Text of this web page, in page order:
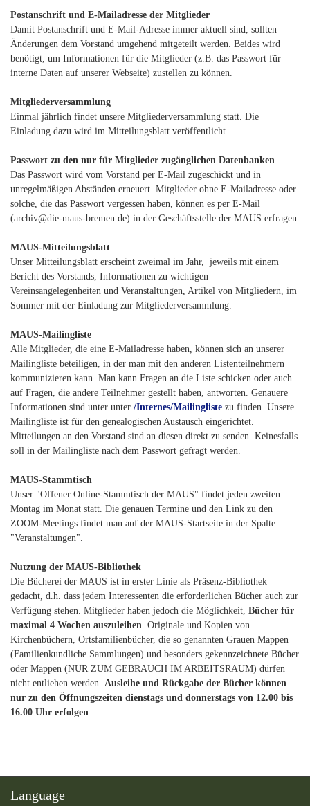
Postanschrift und E-Mailadresse der Mitglieder
Damit Postanschrift und E-Mail-Adresse immer aktuell sind, sollten
Änderungen dem Vorstand umgehend mitgeteilt werden. Beides wird
benötigt, um Informationen für die Mitglieder (z.B. das Passwort für
interne Daten auf unserer Webseite) zustellen zu können.
Mitgliederversammlung
Einmal jährlich findet unsere Mitgliederversammlung statt. Die
Einladung dazu wird im Mitteilungsblatt veröffentlicht.
Passwort zu den nur für Mitglieder zugänglichen Datenbanken
Das Passwort wird vom Vorstand per E-Mail zugeschickt und in
unregelmäßigen Abständen erneuert. Mitglieder ohne E-Mailadresse oder
solche, die das Passwort vergessen haben, können es per E-Mail
(archiv@die-maus-bremen.de) in der Geschäftsstelle der MAUS erfragen.
MAUS-Mitteilungsblatt
Unser Mitteilungsblatt erscheint zweimal im Jahr, jeweils mit einem
Bericht des Vorstands, Informationen zu wichtigen
Vereinsangelegenheiten und Veranstaltungen, Artikel von Mitgliedern, im
Sommer mit der Einladung zur Mitgliederversammlung.
MAUS-Mailingliste
Alle Mitglieder, die eine E-Mailadresse haben, können sich an unserer
Mailingliste beteiligen, in der man mit den anderen Listenteilnehmern
kommunizieren kann. Man kann Fragen an die Liste schicken oder auch
auf Fragen, die andere Teilnehmer gestellt haben, antworten. Genauere
Informationen sind unter unter /Internes/Mailingliste zu finden. Unsere
Mailingliste ist für den genealogischen Austausch eingerichtet.
Mitteilungen an den Vorstand sind an diesen direkt zu senden. Keinesfalls
soll in der Mailingliste nach dem Passwort gefragt werden.
MAUS-Stammtisch
Unser "Offener Online-Stammtisch der MAUS" findet jeden zweiten
Montag im Monat statt. Die genauen Termine und den Link zu den
ZOOM-Meetings findet man auf der MAUS-Startseite in der Spalte
"Veranstaltungen".
Nutzung der MAUS-Bibliothek
Die Bücherei der MAUS ist in erster Linie als Präsenz-Bibliothek
gedacht, d.h. dass jedem Interessenten die erforderlichen Bücher auch zur
Verfügung stehen. Mitglieder haben jedoch die Möglichkeit, Bücher für
maximal 4 Wochen auszuleihen. Originale und Kopien von
Kirchenbüchern, Ortsfamilienbücher, die so genannten Grauen Mappen
(Familienkundliche Sammlungen) und besonders gekennzeichnete Bücher
oder Mappen (NUR ZUM GEBRAUCH IM ARBEITSRAUM) dürfen
nicht entliehen werden. Ausleihe und Rückgabe der Bücher können
nur zu den Öffnungszeiten dienstags und donnerstags von 12.00 bis
16.00 Uhr erfolgen.
Language